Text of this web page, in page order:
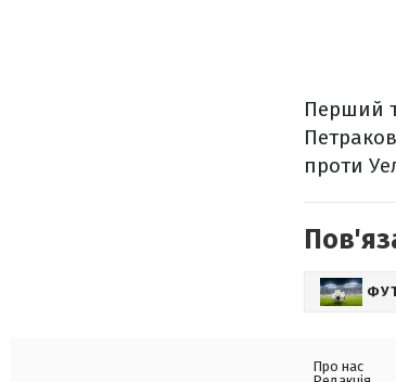
Перший
проти
Про нас